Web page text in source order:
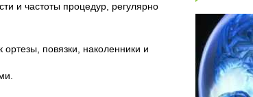
и частоты процедур, регулярно
повязки, наколенники и